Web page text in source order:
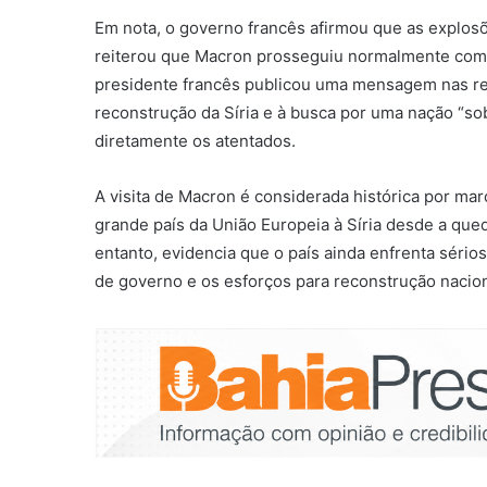
Em nota, o governo francês afirmou que as
reiterou que Macron prosseguiu normalmente
presidente francês publicou uma mensagem nas
reconstrução da Síria e à busca por uma nação
diretamente os atentados.
A visita de Macron é considerada histórica por
grande país da União Europeia à Síria desde a
entanto, evidencia que o país ainda enfrenta
de governo e os esforços para reconstrução